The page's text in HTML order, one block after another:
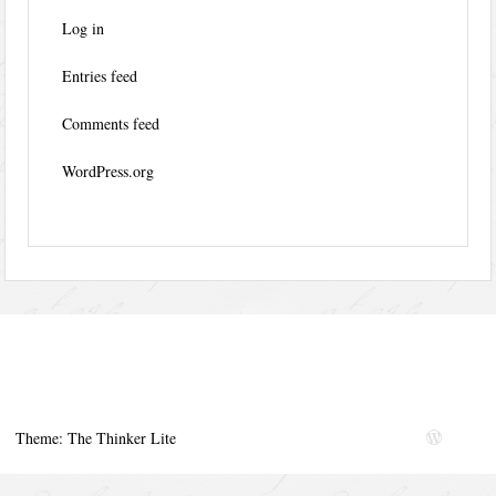
Log in
Entries feed
Comments feed
WordPress.org
Theme: The Thinker Lite